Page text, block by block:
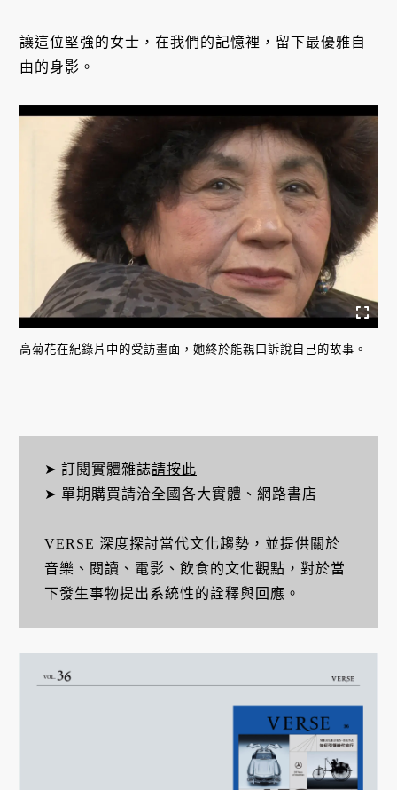
讓這位堅強的女士，在我們的記憶裡，留下最優雅自
由的身影。
高菊花在紀錄片中的受訪畫面，她終於能親口訴說自己的故事。
➤ 訂閱實體雜誌請按此
➤ 單期購買請洽全國各大實體、網路書店
VERSE 深度探討當代文化趨勢，並提供關於
音樂、閱讀、電影、飲食的文化觀點，對於當
下發生事物提出系統性的詮釋與回應。